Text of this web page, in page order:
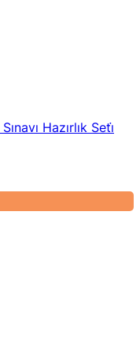
Hazırlık Seti̇